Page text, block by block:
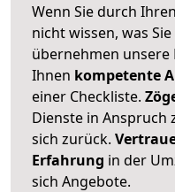
Wenn Sie durch
nicht wissen, was
übernehmen unsere
Ihnen kompetente
einer Checkliste.
Dienste in Anspruch
sich zurück.
Erfahrung in der
sich Angebote.